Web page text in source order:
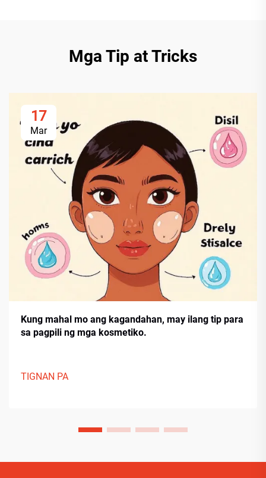
Mga Tip at Tricks
17
Mar
Kung mahal mo ang kagandahan, may ilang tip para
sa pagpili ng mga kosmetiko.
TIGNAN PA